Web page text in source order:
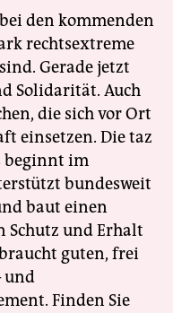
den kommenden
rechtsextreme
Gerade jetzt
Solidarität. Auch
die sich vor Ort
einsetzen. Die taz
beginnt im
bundesweit
baut einen
Schutz und Erhalt
guten, frei
und
Finden Sie